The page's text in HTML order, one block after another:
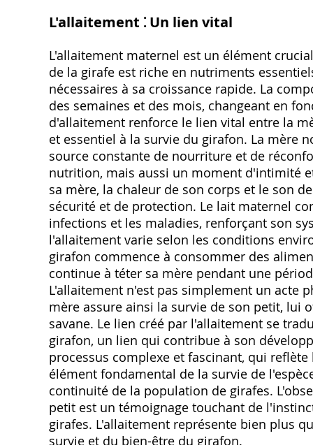
L'allaitement ⁚ Un lien vital
L'allaitement maternel est un élément
de la girafe est riche en nutriments
nécessaires à sa croissance rapide. La
des semaines et des mois, changeant en
d'allaitement renforce le lien vital entre la
et essentiel à la survie du girafon. La mère
source constante de nourriture et de
nutrition, mais aussi un moment d'intimité
sa mère, la chaleur de son corps et le son
sécurité et de protection. Le lait maternel
infections et les maladies, renforçant son
l'allaitement varie selon les conditions
girafon commence à consommer des
continue à téter sa mère pendant une
L'allaitement n'est pas simplement un acte
mère assure ainsi la survie de son petit,
savane. Le lien créé par l'allaitement se
girafon, un lien qui contribue à son
processus complexe et fascinant, qui
élément fondamental de la survie de
continuité de la population de girafes.
petit est un témoignage touchant de
girafes. L'allaitement représente bien plus
survie et du bien-être du girafon.